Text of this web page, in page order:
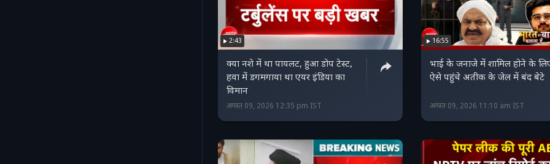
2:43
क्‍या नशे में था पायलट, हुआ डोप टेस्‍ट,
हवा में डगमगाया था एयर इंडिया का
विमान
अगस्त 09, 2026 12:35 pm IST
16:55
भाई के जनाजे में शामिल होने के
ऐसे पहुंचे अतीक के जेल में बंद बेटे
अगस्त 09, 2026 11:10 am IST